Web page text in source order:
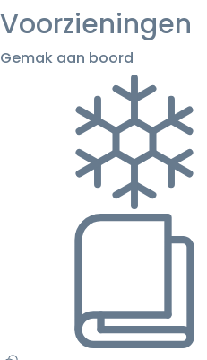
Voorzieningen
Gemak aan boord